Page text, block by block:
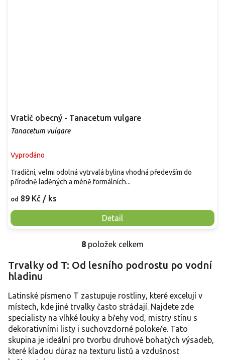
Vratič obecný - Tanacetum vulgare
Tanacetum vulgare
Vyprodáno
od 89 Kč / ks
Detail
Tradiční, velmi odolná vytrvalá bylina vhodná především do
přírodně laděných a méně formálních...
O
l
a
c
í
p
r
v
k
8 položek celkem
Trvalky od T: Od lesního podrostu po vodní
hladinu
Latinské písmeno T zastupuje rostliny, které excelují v
místech, kde jiné trvalky často strádají. Najdete zde
specialisty na vlhké louky a břehy vod, mistry stínu s
dekorativními listy i suchovzdorné polokeře. Tato
skupina je ideální pro tvorbu druhově bohatých výsadeb,
které kladou důraz na texturu listů a vzdušnost